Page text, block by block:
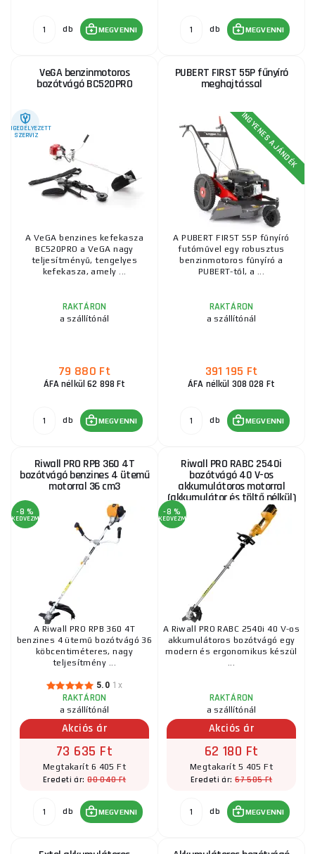
db MEGVENNI db MEGVENNI
VeGA benzinmotoros
bozótvágó BC520PRO
ENGEDÉLYEZETT
SZERVIZ
A VeGA benzines kefekasza
BC520PRO a VeGA nagy
teljesítményű, tengelyes
kefekasza, amely ...
RAKTÁRON
a szállítónál
79 880 Ft
ÁFA nélkül 62 898 Ft
db MEGVENNI
PUBERT FIRST 55P fűnyíró
meghajtással
INGYENES AJÁNDÉK
A PUBERT FIRST 55P fűnyíró
futóművel egy robusztus
benzinmotoros fűnyíró a
PUBERT-től, a ...
RAKTÁRON
a szállítónál
391 195 Ft
ÁFA nélkül 308 028 Ft
db MEGVENNI
Riwall PRO RPB 360 4T
bozótvágó benzines 4 ütemű
motorral 36 cm3
-8 %
KEDVEZMÉNY
A Riwall PRO RPB 360 4T
benzines 4 ütemű bozótvágó 36
köbcentiméteres, nagy
teljesítmény ...
5.0 1x
RAKTÁRON
a szállítónál
Akciós ár
73 635 Ft
Megtakarít 6 405 Ft
Eredeti ár:80 040 Ft
db MEGVENNI
Riwall PRO RABC 2540i
bozótvágó 40 V-os
akkumulátoros motorral
(akkumulátor és töltő nélkül)
-8 %
KEDVEZMÉNY
A Riwall PRO RABC 2540i 40 V-os
akkumulátoros bozótvágó egy
modern és ergonomikus készül
...
RAKTÁRON
a szállítónál
Akciós ár
62 180 Ft
Megtakarít 5 405 Ft
Eredeti ár:67 585 Ft
db MEGVENNI